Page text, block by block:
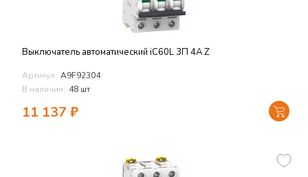
Выключатель автоматический iC60L 3П 4A Z
Артикул: A9F92304
В наличии: 48 шт
11 137 ₽